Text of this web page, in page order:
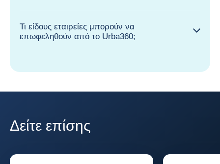
Τι είδους εταιρείες μπορούν να
επωφεληθούν από το Urba360;
Δείτε επίσης